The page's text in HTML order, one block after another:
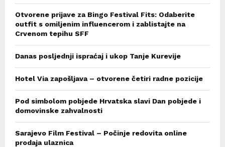
Otvorene prijave za Bingo Festival Fits: Odaberite
outfit s omiljenim influencerom i zablistajte na
Crvenom tepihu SFF
Danas posljednji ispraćaj i ukop Tanje Kurevije
Hotel Via zapošljava – otvorene četiri radne pozicije
Pod simbolom pobjede Hrvatska slavi Dan pobjede i
domovinske zahvalnosti
Sarajevo Film Festival – Počinje redovita online
prodaja ulaznica